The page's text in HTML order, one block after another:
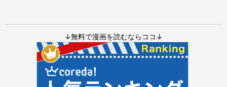
↓無料で漫画を読むならココ↓